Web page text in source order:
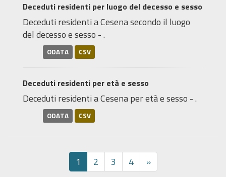
Deceduti residenti per luogo del decesso e sesso
Deceduti residenti a Cesena secondo il luogo
del decesso e sesso - .
ODATA CSV
Deceduti residenti per età e sesso
Deceduti residenti a Cesena per età e sesso - .
ODATA CSV
1 2 3 4 »